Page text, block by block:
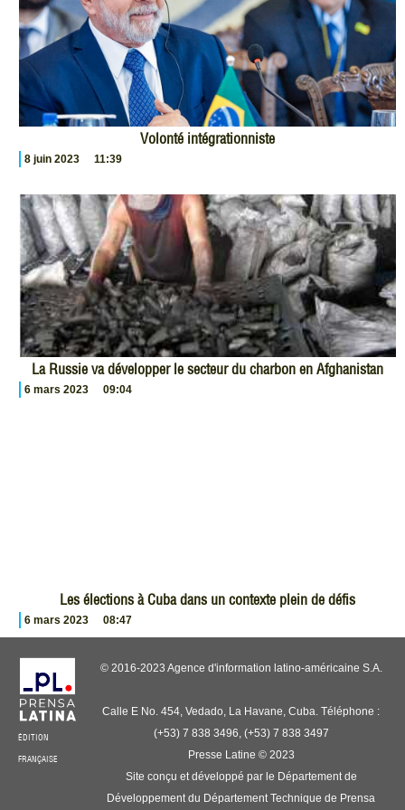
Volonté intégrationniste
8 juin 2023 11:39
La Russie va développer le secteur du charbon en Afghanistan
6 mars 2023 09:04
Les élections à Cuba dans un contexte plein de défis
6 mars 2023 08:47
ÉDITION
FRANÇAISE
© 2016-2023 Agence d'information latino-américaine S.A.
Calle E No. 454, Vedado, La Havane, Cuba. Téléphone :
(+53) 7 838 3496, (+53) 7 838 3497
Presse Latine © 2023
Site conçu et développé par le Département de
Développement du Département Technique de Prensa